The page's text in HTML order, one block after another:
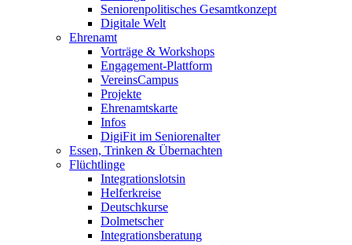
Seniorenpolitisches Gesamtkonzept
Digitale Welt
Ehrenamt
Vorträge & Workshops
Engagement-Plattform
VereinsCampus
Projekte
Ehrenamtskarte
Infos
DigiFit im Seniorenalter
Essen, Trinken & Übernachten
Flüchtlinge
Integrationslotsin
Helferkreise
Deutschkurse
Dolmetscher
Integrationsberatung